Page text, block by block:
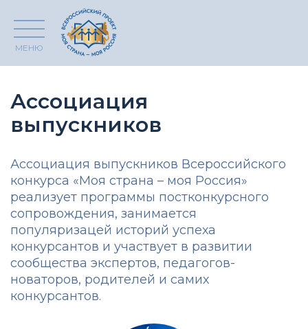
МЕНЮ
Ассоциация
выпускников
Ассоциация выпускников Всероссийского
конкурса «Моя страна – моя Россия»
реализует программы постконкурсного
сопровождения, занимается
популяризацей историй успеха
конкурсантов и участвует в развитии
сообщества экспертов, педагогов-
новаторов, родителей и самих
конкурсантов.